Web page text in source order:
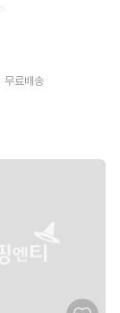
무료배송